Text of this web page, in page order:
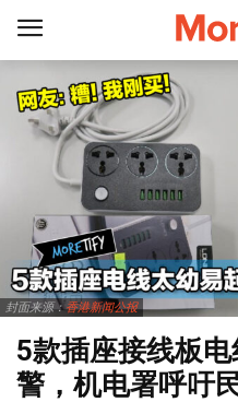
封面来源：香港新闻公报
5款插座接线板
警，机电署呼吁